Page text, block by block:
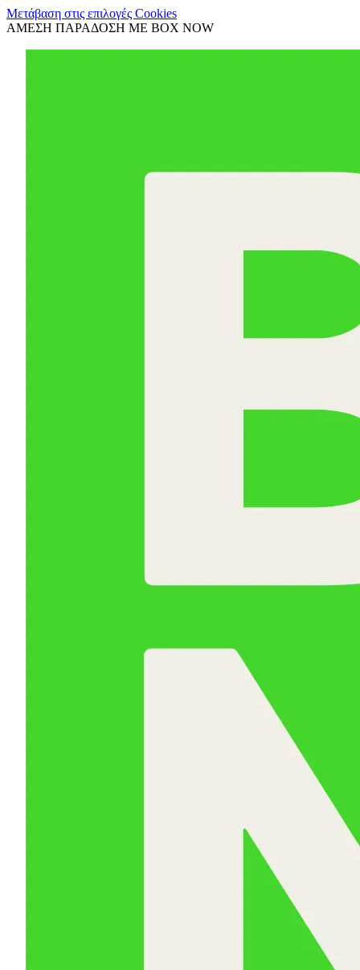
Μετάβαση στις επιλογές Cookies
ΑΜΕΣΗ ΠΑΡΑΔΟΣΗ ΜΕ BOX NOW